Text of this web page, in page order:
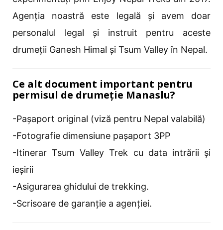
Agenția noastră este legală și avem doar
personalul legal și instruit pentru aceste
drumeții Ganesh Himal și Tsum Valley în Nepal.
Ce alt document important pentru
permisul de drumeție Manaslu?
-Pașaport original (viză pentru Nepal valabilă)
-Fotografie dimensiune pașaport 3PP
-Itinerar Tsum Valley Trek cu data intrării și
ieșirii
-Asigurarea ghidului de trekking.
-Scrisoare de garanție a agenției.